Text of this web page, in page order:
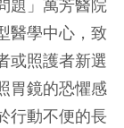
題」萬芳醫院
醫學中心，致
或照護者新選
胃鏡的恐懼感
行動不便的長